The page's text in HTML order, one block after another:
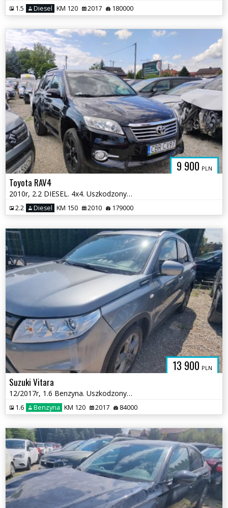
1.5 Diesel KM 120 2017 180000
9 900 PLN
Toyota RAV4
2010r, 2.2 DIESEL. 4x4. Uszkodzony lewy bok. Jeździ
2.2 Diesel KM 150 2010 179000
13 900 PLN
Suzuki Vitara
12/2017r, 1.6 Benzyna. Uszkodzony prawy przód .
1.6 Benzyna KM 120 2017 84000